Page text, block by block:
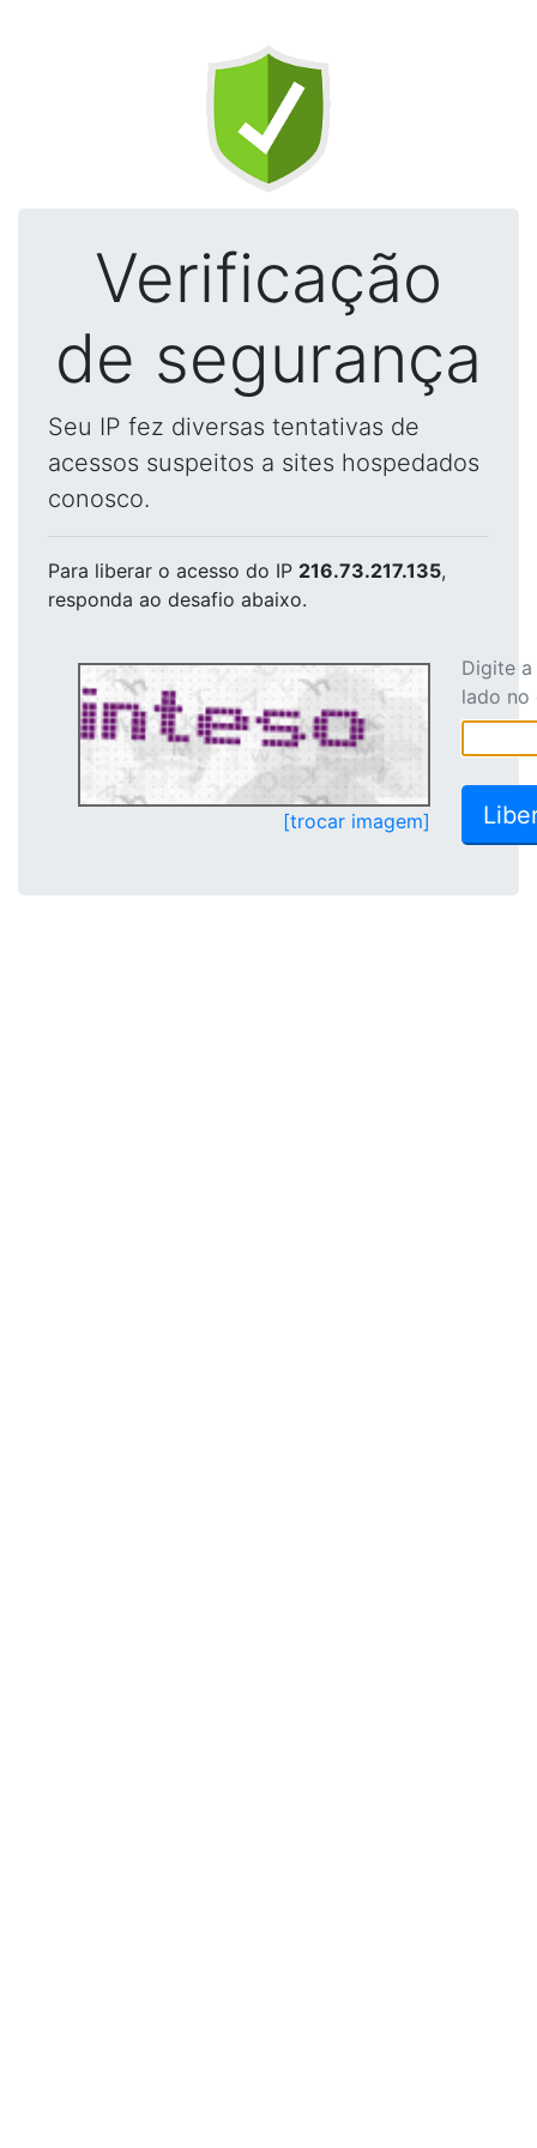
Verificação
de segurança
Seu IP fez diversas tentativas de
acessos suspeitos a sites hospedados
conosco.
Para liberar o acesso do IP 216.73.217.135,
responda ao desafio abaixo.
[trocar imagem]
Digite
lado no